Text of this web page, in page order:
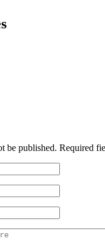
be published. Required